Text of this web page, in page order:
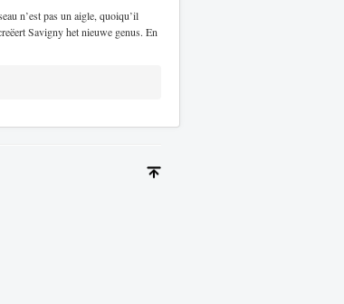
n’est pas un aigle, quoiqu’il
Savigny het nieuwe genus. En